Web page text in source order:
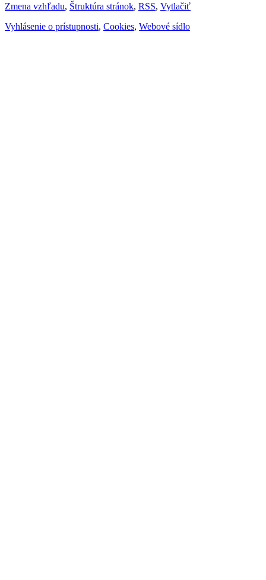
Zmena vzhľadu, Štruktúra stránok, RSS, Vytlačiť
Vyhlásenie o prístupnosti, Cookies, Webové sídlo